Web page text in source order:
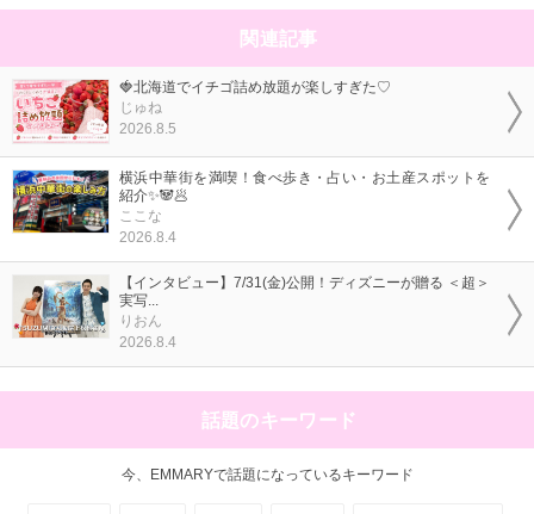
関連記事
🍓北海道でイチゴ詰め放題が楽しすぎた♡
じゅね
2026.8.5
横浜中華街を満喫！食べ歩き・占い・お土産スポットを
紹介✨🐼🥟
ここな
2026.8.4
【インタビュー】7/31(金)公開！ディズニーが贈る ＜超＞
実写...
りおん
2026.8.4
話題のキーワード
今、EMMARYで話題になっているキーワード